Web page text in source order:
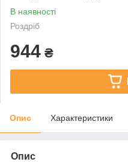
В наявності
Роздріб
944 ₴
Опис Характеристики
Опис